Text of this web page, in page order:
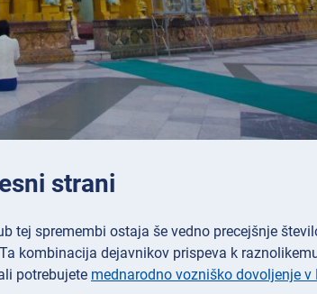
strani
tej spremembi ostaja še vedno precejšnje
kombinacija dejavnikov prispeva k
potrebujete mednarodno vozniško dovoljenje v